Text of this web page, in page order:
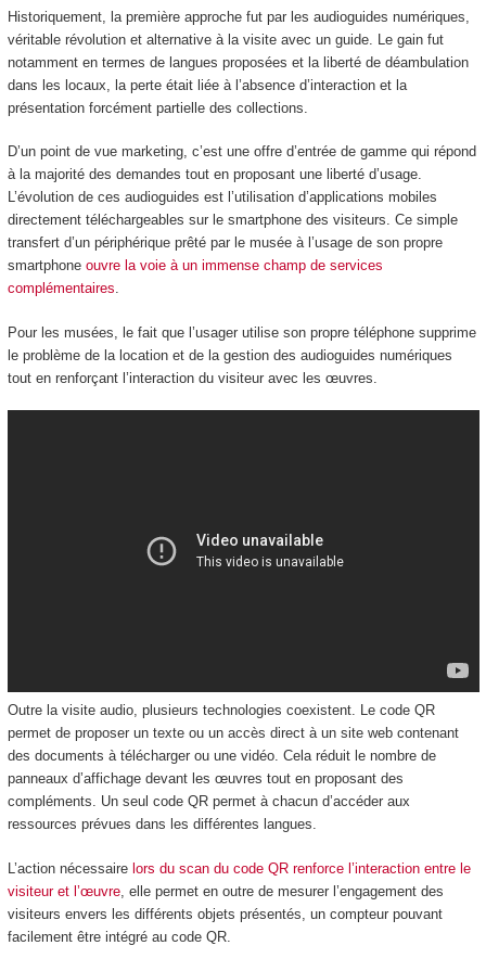
Historiquement, la première approche fut par les audioguides numériques,
véritable révolution et alternative à la visite avec un guide. Le gain fut
notamment en termes de langues proposées et la liberté de déambulation
dans les locaux, la perte était liée à l’absence d’interaction et la
présentation forcément partielle des collections.
D’un point de vue marketing, c’est une offre d’entrée de gamme qui répond
à la majorité des demandes tout en proposant une liberté d’usage.
L’évolution de ces audioguides est l’utilisation d’applications mobiles
directement téléchargeables sur le smartphone des visiteurs. Ce simple
transfert d’un périphérique prêté par le musée à l’usage de son propre
smartphone ouvre la voie à un immense champ de services
complémentaires.
Pour les musées, le fait que l’usager utilise son propre téléphone supprime
le problème de la location et de la gestion des audioguides numériques
tout en renforçant l’interaction du visiteur avec les œuvres.
Outre la visite audio, plusieurs technologies coexistent. Le code QR
permet de proposer un texte ou un accès direct à un site web contenant
des documents à télécharger ou une vidéo. Cela réduit le nombre de
panneaux d’affichage devant les œuvres tout en proposant des
compléments. Un seul code QR permet à chacun d’accéder aux
ressources prévues dans les différentes langues.
L’action nécessaire lors du scan du code QR renforce l’interaction entre le
visiteur et l’œuvre, elle permet en outre de mesurer l’engagement des
visiteurs envers les différents objets présentés, un compteur pouvant
facilement être intégré au code QR.